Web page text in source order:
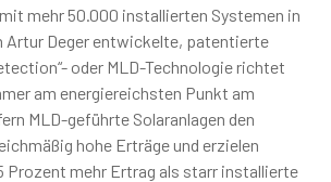
mehr 50.000 installierten Systemen in
Artur Deger entwickelte, patentierte
oder MLD-Technologie richtet
am energiereichsten Punkt am
MLD-geführte Solaranlagen den
hohe Erträge und erzielen
Prozent mehr Ertrag als starr installierte